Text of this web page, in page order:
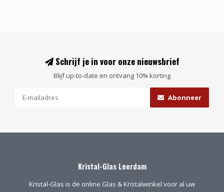
Schrijf je in voor onze nieuwsbrief
Blijf up-to-date en ontvang 10% korting
Abonneer
Kristal-Glas Leerdam
Kristal-Glas is de online Glas & Kristalwinkel voor al uw